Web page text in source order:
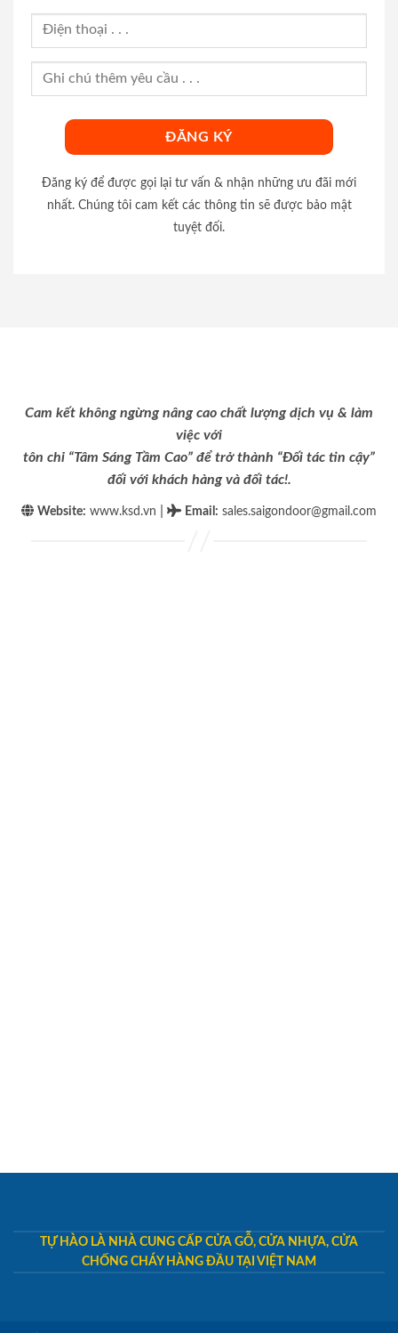
Đăng ký để được gọi lại tư vấn & nhận những ưu đãi mới
nhất. Chúng tôi cam kết các thông tin sẽ được bảo mật
tuyệt đối.
Cam kết không ngừng nâng cao chất lượng dịch vụ & làm
việc với
tôn chỉ “Tâm Sáng Tầm Cao” để trở thành “Đối tác tin cậy”
đối với khách hàng và đối tác!.
Website: www.ksd.vn Email : sales.saigondoor@gmail.com
TỰ HÀO LÀ NHÀ CUNG CẤP CỬA GỖ, CỬA NHỰA, CỬA
CHỐNG CHÁY HÀNG ĐẦU TẠI VIỆT NAM